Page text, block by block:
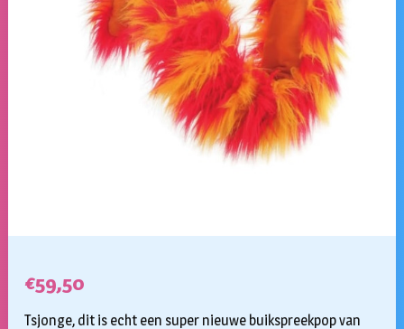
€59,50
Tsjonge, dit is echt een super nieuwe buikspreekpop van